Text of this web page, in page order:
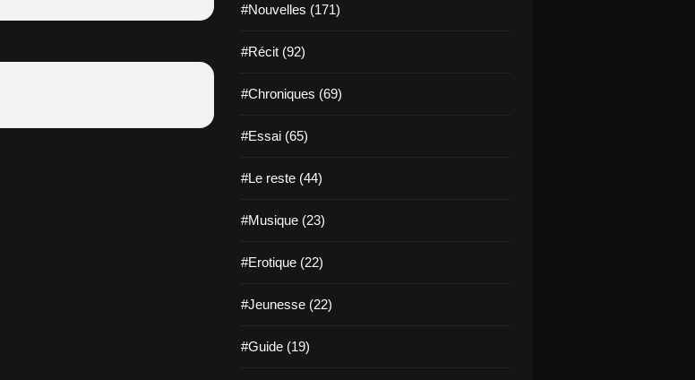
#Nouvelles (171)
#Récit (92)
#Chroniques (69)
#Essai (65)
#Le reste (44)
#Musique (23)
#Erotique (22)
#Jeunesse (22)
#Guide (19)